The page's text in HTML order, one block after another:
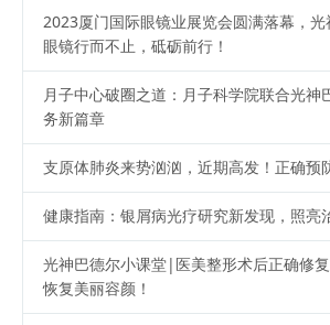
2023厦门国际眼镜业展览会圆满落幕，
眼镜行而不止，砥砺前行！
月子中心破圈之道：月子科学院联合光神
务新篇章
支原体肺炎来势汹汹，近期高发！正确预
健康指南：银屑病光疗研究新发现，照亮
光神巴德尔小课堂|医美整形术后正确修
恢复美丽容颜！